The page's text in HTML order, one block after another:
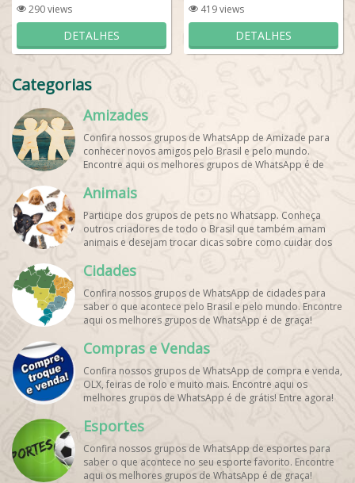
290 views
DETALHES
419 views
DETALHES
Categorias
Amizades
Confira nossos grupos de WhatsApp de Amizade para
conhecer novos amigos pelo Brasil e pelo mundo.
Encontre aqui os melhores grupos de WhatsApp é de
Animais
Participe dos grupos de pets no Whatsapp. Conheça
outros criadores de todo o Brasil que também amam
animais e desejam trocar dicas sobre como cuidar dos
graça!
Cidades
Confira nossos grupos de WhatsApp de cidades para
saber o que acontece pelo Brasil e pelo mundo. Encontre
aqui os melhores grupos de WhatsApp é de graça!
Compras e Vendas
Confira nossos grupos de WhatsApp de compra e venda,
OLX, feiras de rolo e muito mais. Encontre aqui os
melhores grupos de WhatsApp é de grátis! Entre agora!
Esportes
Confira nossos grupos de WhatsApp de esportes para
saber o que acontece no seu esporte favorito. Encontre
aqui os melhores grupos de WhatsApp é de graça!